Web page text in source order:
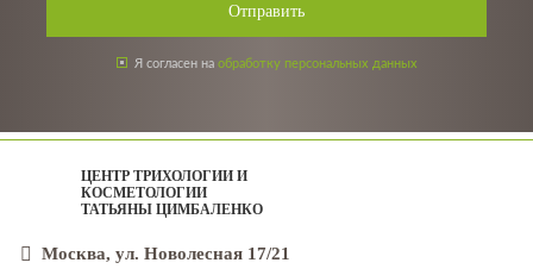
Отправить
Я согласен на обработку персональных данных
ЦЕНТР ТРИХОЛОГИИ И
КОСМЕТОЛОГИИ
ТАТЬЯНЫ ЦИМБАЛЕНКО
Москва, ул. Новолесная 17/21